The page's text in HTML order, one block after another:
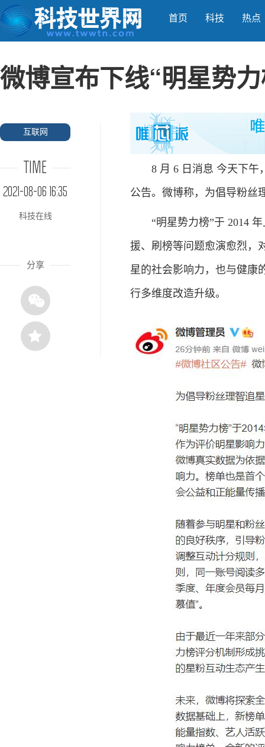
首页 科技 热点
微博宣布下线“明星势
互联网
TIME
2021-08-06 16:35
科技在线
分享
8 月 6 日消息 今天下午，
公告。微博称，为倡导粉丝
“明星势力榜”于 2014 年
援、刷榜等问题愈演愈烈，
星的社会影响力，也与健康
行多维度改造升级。